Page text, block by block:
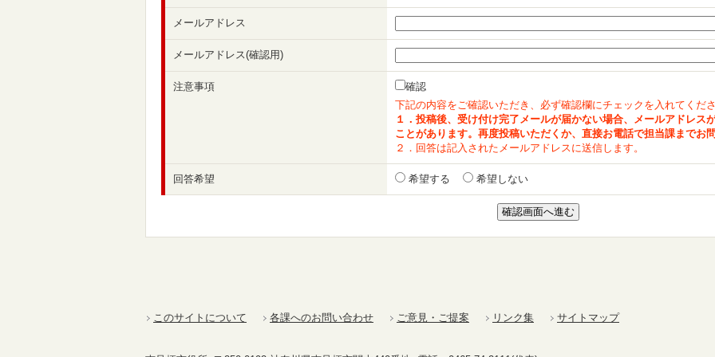
メールアドレス
メールアドレス(確認用)
注意事項
確認
下記の内容をご確認いただき、必ず確認欄にチェックを入れてくだ
１．投稿後、受け付け完了メールが届かない場合、メールアドレス
ことがあります。再度投稿いただくか、直接お電話で担当課までお
２．回答は記入されたメールアドレスに送信します。
回答希望 希望する 希望しない
このサイトについて 各課へのお問い合わせ ご意見・ご提案 リンク集 サイトマップ